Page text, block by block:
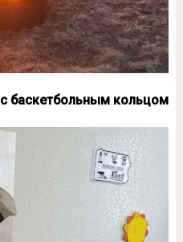
баскетбольным кольцом